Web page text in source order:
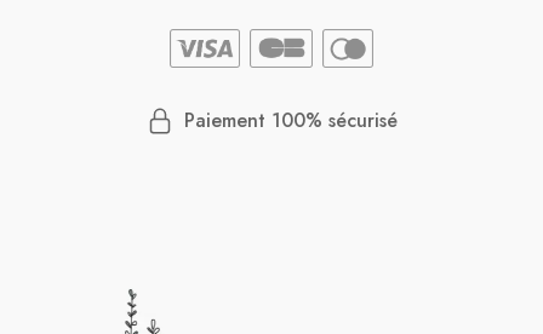
Paiement 100% sécurisé